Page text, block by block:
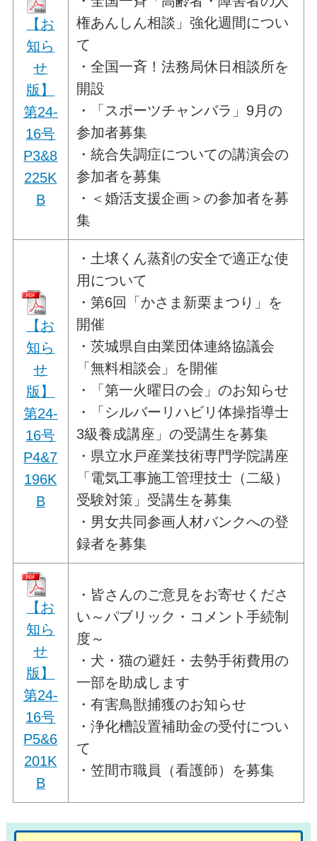
【お
知ら
せ
版】
第24-
16号
P3&8
225K
B
権あんしん相談」強化週間につい
て
・全国一斉！法務局休日相談所を
開設
・「スポーツチャンバラ」9月の
参加者募集
・統合失調症についての講演会の
参加者を募集
・＜婚活支援企画＞の参加者を募
集
【お
知ら
せ
版】
第24-
16号
P4&7
196K
B
・土壌くん蒸剤の安全で適正な使
用について
・第6回「かさま新栗まつり」を
開催
・茨城県自由業団体連絡協議会
「無料相談会」を開催
・「第一火曜日の会」のお知らせ
・「シルバーリハビリ体操指導士
3級養成講座」の受講生を募集
・県立水戸産業技術専門学院講座
「電気工事施工管理技士（二級）
受験対策」受講生を募集
・男女共同参画人材バンクへの登
録者を募集
【お
知ら
せ
版】
第24-
16号
P5&6
201K
B
・皆さんのご意見をお寄せくださ
い～パブリック・コメント手続制
度～
・犬・猫の避妊・去勢手術費用の
一部を助成します
・有害鳥獣捕獲のお知らせ
・浄化槽設置補助金の受付につい
て
・笠間市職員（看護師）を募集